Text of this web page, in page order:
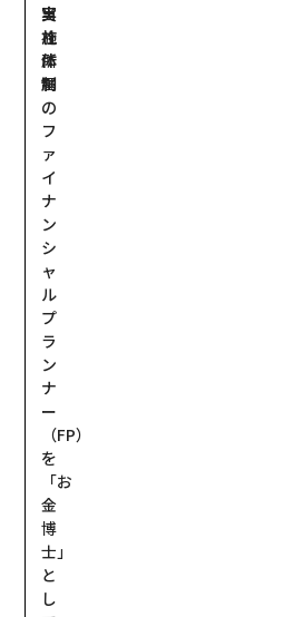
実
施
体
制
当
社
所
属
の
フ
ァ
イ
ナ
ン
シ
ャ
ル
プ
ラ
ン
ナ
ー
（FP）
を
「お
金
博
士」
と
し